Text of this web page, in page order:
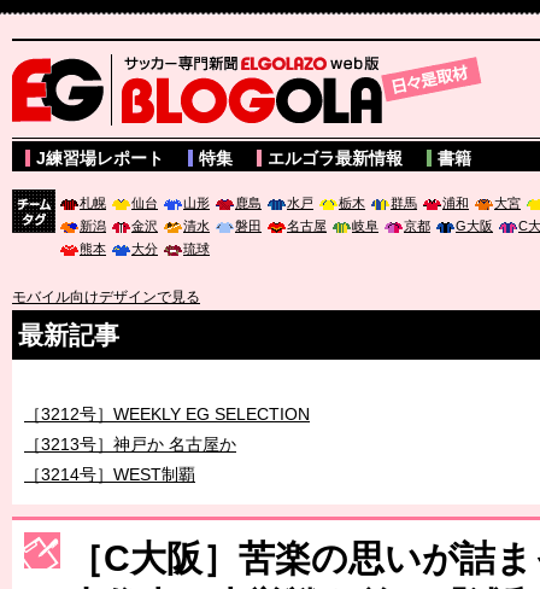
サッカー専門新聞ELGOLAZO web版 BLOGOLA
J練習場レポート 特集 エルゴラ最新情報 書籍
札幌 仙台 山形 鹿島 水戸 栃木 群馬 浦和
大宮
新潟
金沢 清水 磐田 名古屋 岐阜 京都 G大阪
C
熊本
大分 琉球
モバイル向けデザインで見る
最新記事
［3212号］WEEKLY EG SELECTION
［3213号］神戸か 名古屋か
［3214号］WEST制覇
［3215号］WEEKLY EG SELECTION
［3216号］行く末占うラストワン
［3217号］最高の景色へ出国
［C大阪］苦楽の思いが詰